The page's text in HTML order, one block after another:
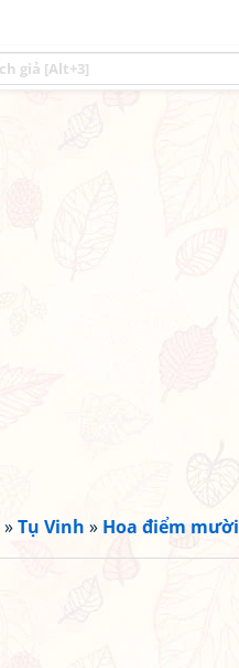
»Tụ Vinh » Hoa điểm mười